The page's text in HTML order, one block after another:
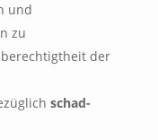
und
zu
der
schad-